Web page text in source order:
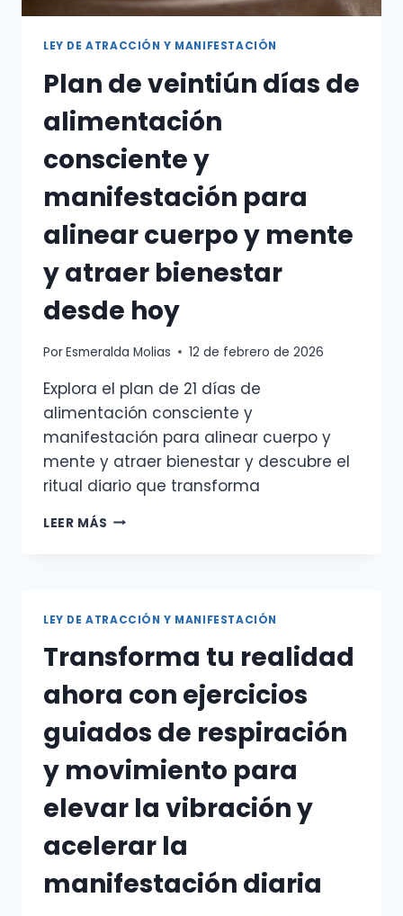
LEY DE ATRACCIÓN Y MANIFESTACIÓN
Plan de veintiún días de
alimentación
consciente y
manifestación para
alinear cuerpo y mente
y atraer bienestar
desde hoy
PorEsmeralda Molias 12 de febrero de 2026
Explora el plan de 21 días de
alimentación consciente y
manifestación para alinear cuerpo y
mente y atraer bienestar y descubre el
ritual diario que transforma
LEER MÁS PLAN
ALIMENTACIÓN
Y
PARA
CUERPO
MENTE
ATRAER
DESDE
LEY DE ATRACCIÓN Y MANIFESTACIÓN
Transforma tu realidad
ahora con ejercicios
guiados de respiración
y movimiento para
elevar la vibración y
acelerar la
manifestación diaria